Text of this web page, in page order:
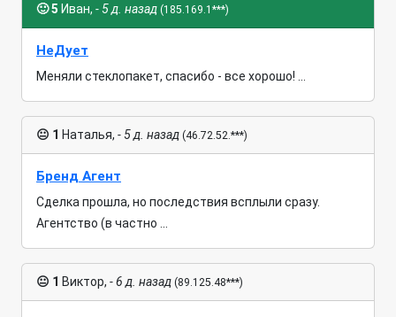
🙂5 Иван, - 5 д. назад (185.169.1***)
НеДует
Меняли стеклопакет, спасибо - все хорошо! ...
😐 1 Наталья, - 5 д. назад (46.72.52.***)
Бренд Агент
Сделка прошла, но последствия всплыли сразу.
Агентство (в частно ...
😐 1 Виктор, - 6 д. назад (89.125.48***)